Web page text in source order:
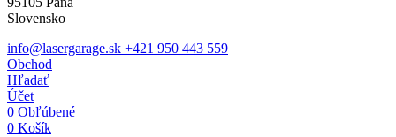
Slovensko
info@lasergarage.sk +421 950 443 559
Obchod
Hľadať
Účet
0 Obľúbené
0 Košík